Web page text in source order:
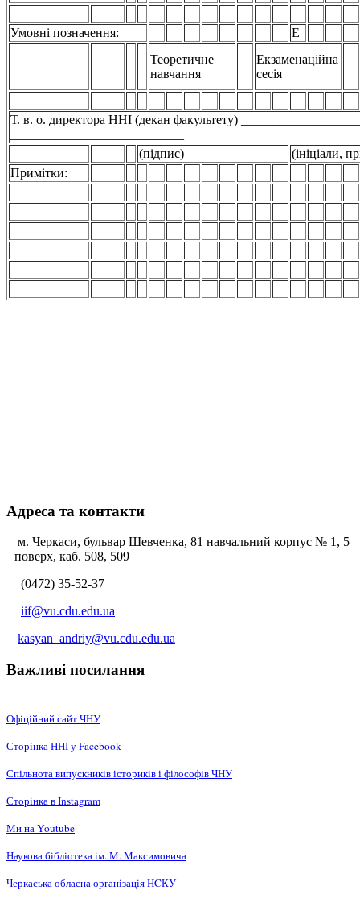
Умовні позначення:
Е
Теоретичне
навчання
Екзаменаційна
сесія
Т. в. о. директора ННІ (декан факультету)
(підпис)
(ініціали,
Примітки:
Адреса та контакти
м. Черкаси, бульвар Шевченка, 81 навчальний корпус № 1, 5
поверх, каб. 508, 509
(0472) 35-52-37
iif@vu.cdu.edu.ua
kasyan_andriy@vu.cdu.edu.ua
Важливі посилання
Офіційний сайт ЧНУ
Сторінка ННІ у Facebook
Спільнота випускників істориків і філософів ЧНУ
Сторінка в Instagram
Ми на Youtube
Наукова бібліотека ім. М. Максимовича
Черкаська обласна організація НCКУ